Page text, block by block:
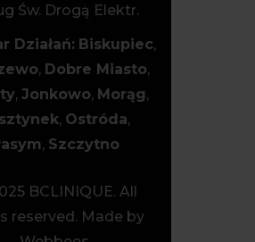
Św. Drogą Elektr.
Działań: Biskupiec,
, Dobre Miasto,
, Jonkowo, Morąg,
, Ostróda,
, Szczytno
BCLINIQUE. All
reserved. Made by